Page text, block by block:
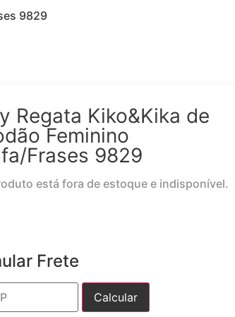
9829
Regata Kiko&Kika de
Feminino
Frases 9829
está fora de estoque e indisponível.
Frete
Calcular